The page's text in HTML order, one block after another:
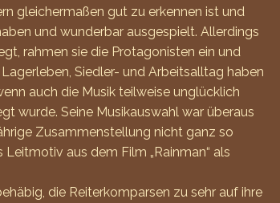
gleichermaßen gut zu erkennen ist und
und wunderbar ausgespielt. Allerdings
rahmen sie die Protagonisten ein und
Siedler- und Arbeitsalltag haben
auch die Musik teilweise unglücklich
wurde. Seine Musikauswahl war überaus
Zusammenstellung nicht ganz so
aus dem Film „Rainman“ als
die Reiterkomparsen zu sehr auf ihre